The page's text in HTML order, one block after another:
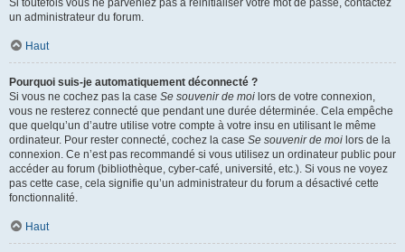
Si toutefois vous ne parveniez pas à réinitialiser votre mot de passe, contactez
un administrateur du forum.
Haut
Pourquoi suis-je automatiquement déconnecté ?
Si vous ne cochez pas la case Se souvenir de moi lors de votre connexion,
vous ne resterez connecté que pendant une durée déterminée. Cela empêche
que quelqu’un d’autre utilise votre compte à votre insu en utilisant le même
ordinateur. Pour rester connecté, cochez la case Se souvenir de moi lors de la
connexion. Ce n’est pas recommandé si vous utilisez un ordinateur public pour
accéder au forum (bibliothèque, cyber-café, université, etc.). Si vous ne voyez
pas cette case, cela signifie qu’un administrateur du forum a désactivé cette
fonctionnalité.
Haut